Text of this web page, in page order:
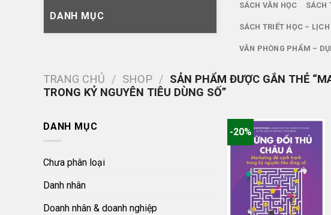
DANH MỤC
SÁCH VĂN HỌC SÁCH
SÁCH TRIẾT HỌC –
VĂN PHÒNG PHẨM –
TRANG CHỦ / SHOP / SẢN PHẨM ĐƯỢC GẮN THẺ
TRONG KỶ NGUYÊN TIÊU DÙNG SỐ”
DANH MỤC
Chưa phân loại
Danh nhân
Doanh nhân & doanh nghiệp
-20%